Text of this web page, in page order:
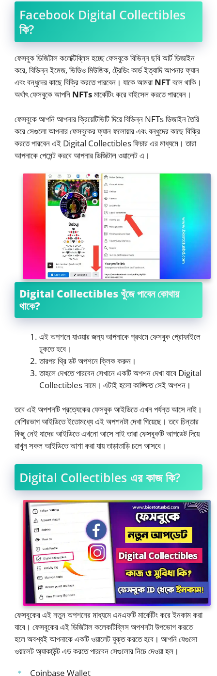
Facebook Digital Collectibles
কি?
ফেসবুক ডিজিটাল কলেক্টিব্লিস হচ্ছে ফেসবুকে বিভিন্ন ছবি আর্ট ডিজাইন
করে, বিভিন্ন ইমেজ, ভিডিও মিউজিক, ট্রেডিং কার্ড ইত্যাদি আপনার ফ্যান
এবং বন্ধুদের কাছে বিক্রি করতে পারবেন। যাকে আমরাNFTবলে থাকি।
অর্থাৎ ফেসবুকে আপনি NFTsমার্কেটিং করে বাইসেল করতে পারবেন।
ফেসবুকে আপনি আপনার ক্রিয়েটিভিটি দিয়ে বিভিন্ন NFTs ডিজাইন তৈরি
করে সেগুলো আপনার ফেসবুকের ফ্যান ফলোয়ার এবং বন্ধুদের কাছে বিক্রি
করতে পারবেন এই Digital Collectibles ফিচার এর মাধ্যমে। তারা
আপনাকে পেমেন্ট করবে আপনার ডিজিটাল ওয়ালেট এ।
Digital Collectibles খুঁজে পাবেন কোথায়
থাকে?
এই অপশনে যাওয়ার জন্য আপনাকে প্রথমে ফেসবুক প্রোফাইলে
ঢুকতে হবে।
তারপর থ্রি ডট অপশনে ক্লিক করুন।
তাহলে দেখতে পারবেন সেখানে একটি অপশন দেখা যাবে Digital
Collectibles নামে। এটাই হলো কাঙ্ক্ষিত সেই অপশন।
তবে এই অপশনটি প্রত্যেকের ফেসবুক আইডিতে এখন পর্যন্ত আসে নাই।
বেশিরভাগ আইডিতে ইতোমধ্যে এই অপশনটা দেখা গিয়েছে। তবে চিন্তার
কিছু নেই যাদের আইডিতে এখনো আসে নাই তারা ফেসবুকটি আপডেট দিয়ে
রাখুন সকল আইডিতে আশা করা যায় তাড়াতাড়ি চলে আসবে।
Digital Collectibles এর কাজ কি?
ফেসবুকের এই নতুন অপশনের মাধ্যমে এনএফটি মার্কেটিং করে ইনকাম করা
যাবে। ফেসবুকের এই ডিজিটাল কলেকটিব্লিস অপশনটা উপভোগ করতে
হলে অবশ্যই আপনাকে একটি ওয়ালেট যুক্ত করতে হবে। আপনি যেগুলো
ওয়ালেট অ্যাকাউন্ট এড করতে পারবেন সেগুলোর নিচে দেওয়া হল।
Coinbase Wallet